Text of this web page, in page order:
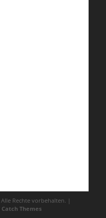
. Alle Rechte vorbehalten. |
Catch Themes